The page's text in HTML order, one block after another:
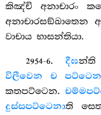
කිඤ්චි අනාචාරං
අනාචාරසඞ්ඛාතෙන
වාචාය භාසන්තියා.
2954-6. දීඝන්ති
විලීවෙන ච
කතපට්ටෙන.
දුස්සපට්ටෙනාති